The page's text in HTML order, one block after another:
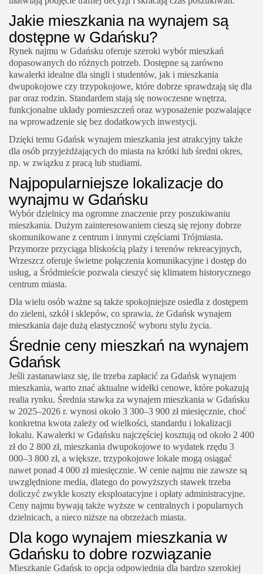
Jakie mieszkania na wynajem są
dostępne w Gdańsku?
Rynek najmu w Gdańsku oferuje szeroki wybór mieszkań
dopasowanych do różnych potrzeb. Dostępne są zarówno
kawalerki idealne dla singli i studentów, jak i mieszkania
dwupokojowe czy trzypokojowe, które dobrze sprawdzają się dla
par oraz rodzin. Standardem stają się nowoczesne wnętrza,
funkcjonalne układy pomieszczeń oraz wyposażenie pozwalające
na wprowadzenie się bez dodatkowych inwestycji.
Dzięki temu Gdańsk wynajem mieszkania jest atrakcyjny także
dla osób przyjeżdżających do miasta na krótki lub średni okres,
np. w związku z pracą lub studiami.
Najpopularniejsze lokalizacje do
wynajmu w Gdańsku
Wybór dzielnicy ma ogromne znaczenie przy poszukiwaniu
mieszkania. Dużym zainteresowaniem cieszą się rejony dobrze
skomunikowane z centrum i innymi częściami Trójmiasta.
Przymorze przyciąga bliskością plaży i terenów rekreacyjnych,
Wrzeszcz oferuje świetne połączenia komunikacyjne i dostęp do
usług, a Śródmieście pozwala cieszyć się klimatem historycznego
centrum miasta.
Dla wielu osób ważne są także spokojniejsze osiedla z dostępem
do zieleni, szkół i sklepów, co sprawia, że Gdańsk wynajem
mieszkania daje dużą elastyczność wyboru stylu życia.
Średnie ceny mieszkań na wynajem
Gdańsk
Jeśli zastanawiasz się, ile trzeba zapłacić za Gdańsk wynajem
mieszkania, warto znać aktualne widełki cenowe, które pokazują
realia rynku. Średnia stawka za wynajem mieszkania w Gdańsku
w 2025–2026 r. wynosi około 3 300–3 900 zł miesięcznie, choć
konkretna kwota zależy od wielkości, standardu i lokalizacji
lokalu. Kawalerki w Gdańsku najczęściej kosztują od około 2 400
zł do 2 800 zł, mieszkania dwupokojowe to wydatek rzędu 3
000–3 800 zł, a większe, trzypokojowe lokale mogą osiągać
nawet ponad 4 000 zł miesięcznie. W cenie najmu nie zawsze są
uwzględnione media, dlatego do powyższych stawek trzeba
doliczyć zwykle koszty eksploatacyjne i opłaty administracyjne.
Ceny najmu bywają także wyższe w centralnych i popularnych
dzielnicach, a nieco niższe na obrzeżach miasta.
Dla kogo wynajem mieszkania w
Gdańsku to dobre rozwiązanie
Mieszkanie Gdańsk to opcja odpowiednia dla bardzo szerokiej